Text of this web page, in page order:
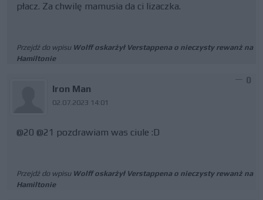
płacz. Za chwilę mamusia da ci lizaczka.
Przejdź do wpisu Wolff oskarżył Verstappena o nieczysty rewanż na
Hamiltonie
Iron Man
02.07.2023 14:01
0
@20 @21 pozdrawiam was ciule :D
Przejdź do wpisu Wolff oskarżył Verstappena o nieczysty rewanż na
Hamiltonie